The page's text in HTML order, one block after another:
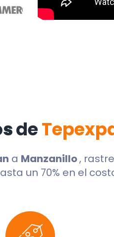
de
a Manzanillo,
un 70% en el